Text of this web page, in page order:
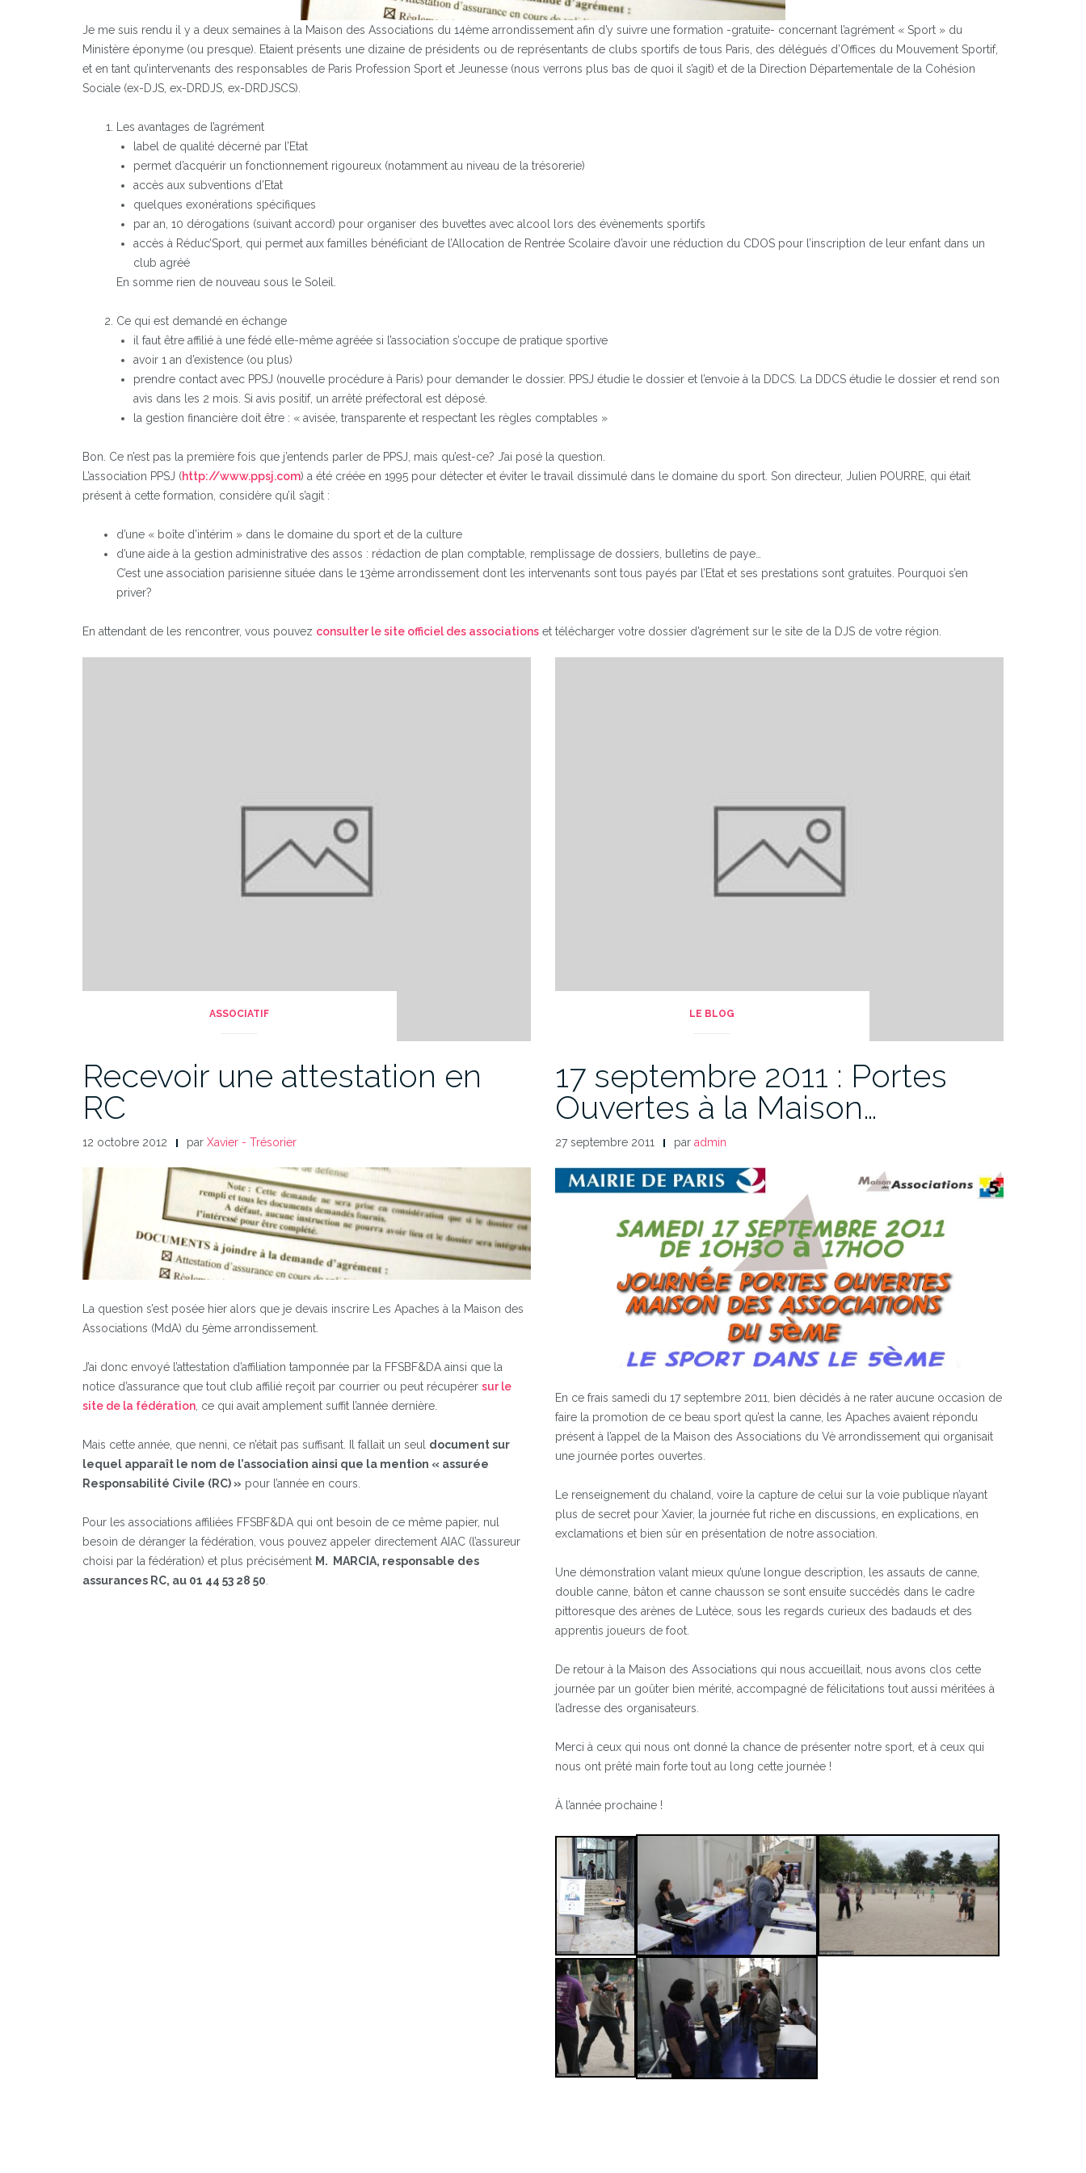
Je me suis rendu il y a deux semaines à la Maison des Associations du 14ème arrondissement afin d’y suivre une formation -gratuite- concernant l’agrément « Sport » du
Ministère éponyme (ou presque). Etaient présents une dizaine de présidents ou de représentants de clubs sportifs de tous Paris, des délégués d’Offices du Mouvement Sportif,
et en tant qu’intervenants des responsables de Paris Profession Sport et Jeunesse (nous verrons plus bas de quoi il s’agit) et de la Direction Départementale de la Cohésion
Sociale (ex-DJS, ex-DRDJS, ex-DRDJSCS).
Les avantages de l’agrément
label de qualité décerné par l’Etat
permet d’acquérir un fonctionnement rigoureux (notamment au niveau de la trésorerie)
accès aux subventions d’Etat
quelques exonérations spécifiques
par an, 10 dérogations (suivant accord) pour organiser des buvettes avec alcool lors des évènements sportifs
accès à Réduc’Sport, qui permet aux familles bénéficiant de l’Allocation de Rentrée Scolaire d’avoir une réduction du CDOS pour l’inscription de leur enfant dans un
club agréé
En somme rien de nouveau sous le Soleil.
Ce qui est demandé en échange
il faut être affilié à une fédé elle-même agréée si l’association s’occupe de pratique sportive
avoir 1 an d’existence (ou plus)
prendre contact avec PPSJ (nouvelle procédure à Paris) pour demander le dossier. PPSJ étudie le dossier et l’envoie à la DDCS. La DDCS étudie le dossier et rend son
avis dans les 2 mois. Si avis positif, un arrêté préfectoral est déposé.
la gestion financière doit être : « avisée, transparente et respectant les règles comptables »
Bon. Ce n’est pas la première fois que j’entends parler de PPSJ, mais qu’est-ce? J’ai posé la question.
L’association PPSJ (http://www.ppsj.com) a été créée en 1995 pour détecter et éviter le travail dissimulé dans le domaine du sport. Son directeur, Julien POURRE, qui était
présent à cette formation, considère qu’il s’agit :
d’une « boîte d’intérim » dans le domaine du sport et de la culture
d’une aide à la gestion administrative des assos : rédaction de plan comptable, remplissage de dossiers, bulletins de paye…
C’est une association parisienne située dans le 13ème arrondissement dont les intervenants sont tous payés par l’Etat et ses prestations sont gratuites. Pourquoi s’en
priver?
En attendant de les rencontrer, vous pouvez consulter le site officiel des associations et télécharger votre dossier d’agrément sur le site de la DJS de votre région.
ASSOCIATIF
Recevoir une attestation en
RC
12 octobre 2012 par Xavier - Trésorier
La question s’est posée hier alors que je devais inscrire Les Apaches à la Maison des
Associations (MdA) du 5ème arrondissement.
J’ai donc envoyé l’attestation d’affiliation tamponnée par la FFSBF&DA ainsi que la
notice d’assurance que tout club affilié reçoit par courrier ou peut récupérer sur le
site de la fédération , ce qui avait amplement suffit l’année dernière.
Mais cette année, que nenni, ce n’était pas suffisant. Il fallait un seul document sur
lequel apparaît le nom de l’association ainsi que la mention « assurée
Responsabilité Civile (RC) » pour l’année en cours.
Pour les associations affiliées FFSBF&DA qui ont besoin de ce même papier, nul
besoin de déranger la fédération, vous pouvez appeler directement AIAC (l’assureur
choisi par la fédération) et plus précisément M. MARCIA, responsable des
assurances RC, au 01 44 53 28 50
LE BLOG
17 septembre 2011 : Portes
Ouvertes à la Maison…
27 septembre 2011 par admin
En ce frais samedi du 17 septembre 2011, bien décidés à ne rater aucune occasion de
faire la promotion de ce beau sport qu’est la canne, les Apaches avaient répondu
présent à l’appel de la Maison des Associations du Vè arrondissement qui organisait
une journée portes ouvertes.
Le renseignement du chaland, voire la capture de celui sur la voie publique n’ayant
plus de secret pour Xavier, la journée fut riche en discussions, en explications, en
exclamations et bien sûr en présentation de notre association.
Une démonstration valant mieux qu’une longue description, les assauts de canne,
double canne, bâton et canne chausson se sont ensuite succédés dans le cadre
pittoresque des arènes de Lutèce, sous les regards curieux des badauds et des
apprentis joueurs de foot.
De retour à la Maison des Associations qui nous accueillait, nous avons clos cette
journée par un goûter bien mérité, accompagné de félicitations tout aussi méritées à
l’adresse des organisateurs.
Merci à ceux qui nous ont donné la chance de présenter notre sport, et à ceux qui
nous ont prêté main forte tout au long cette journée !
À l’année prochaine !